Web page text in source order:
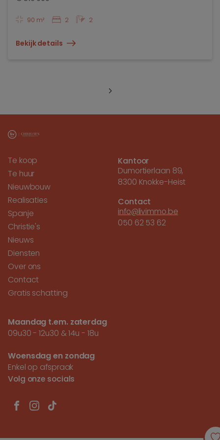
90 m² 2 2
Bekijk details
Te koop
Te huur
Nieuwbouw
Realisaties
Spanje
Christie's
Nieuws
Diensten
Over ons
Contact
Gratis schatting
Kantoor
Dumortierlaan 89,
8300 Knokke-Heist
Contact
info@livimmo.be
050 62 53 62
Maandag t.em. zaterdag
09u30 - 12u30 & 14u - 18u
Woensdag en zondag
Enkel op afspraak
Volg onze socials
FACEBOOK
INSTAGRAM
TIKTOK